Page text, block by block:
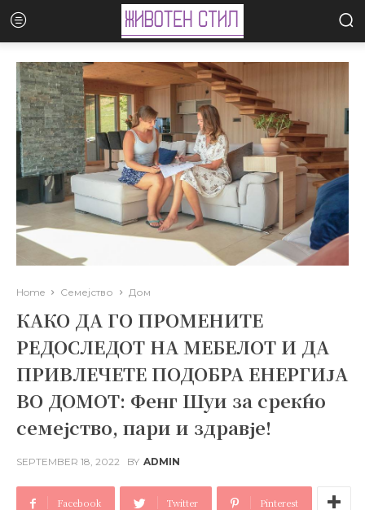
Home Семејство Дом
КАКО ДА ГО ПРОМЕНИТЕ
РЕДОСЛЕДОТ НА МЕБЕЛОТ И ДА
ПРИВЛЕЧЕТЕ ПОДОБРА ЕНЕРГИЈА
ВО ДОМОТ: Фенг Шуи за среќно
семејство, пари и здравје!
SEPTEMBER 18, 2022 BY ADMIN
Facebook Twitter Pinterest